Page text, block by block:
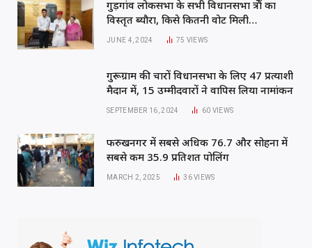
गुड़गांव लोकसभा के सभी विधानसभा क्षेत्रों का
विस्तृत ब्यौरा, किसे कितनी वोट मिली…
JUNE 4, 2024 75 VIEWS
गुरूग्राम की चारों विधानसभा के लिए 47 प्रत्याशी
मैदान में, 15 उम्मीदवारों ने वापिस लिया नामांकन
SEPTEMBER 16, 2024 60 VIEWS
फरुखनगर में सबसे अधिक 76.7 और सोहना में
सबसे कम 35.9 प्रतिशत पोलिंग
MARCH 2, 2025 36VIEWS